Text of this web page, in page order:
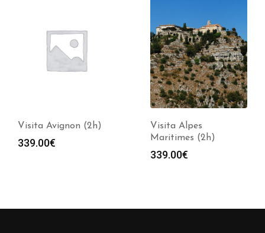
Visita Avignon (2h)
339.00€
Visita Alpes
Maritimes (2h)
339.00€